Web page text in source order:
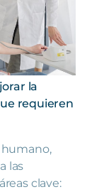
la
requieren
las
clave: